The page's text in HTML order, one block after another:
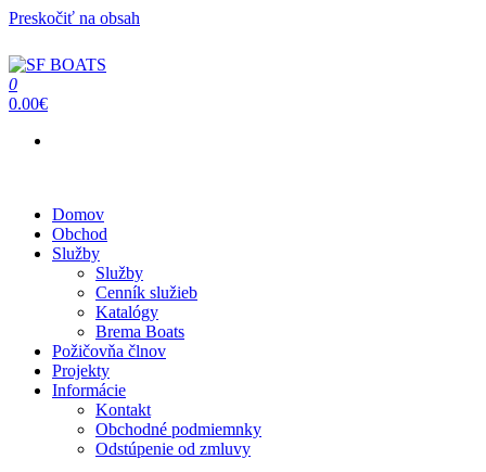
Preskočiť na obsah
SF BOATS
Predaj, oprava, servis člnov a lodí
0
0.00€
Domov
Obchod
Služby
Služby
Cenník služieb
Katalógy
Brema Boats
Požičovňa člnov
Projekty
Informácie
Kontakt
Obchodné podmiemnky
Odstúpenie od zmluvy